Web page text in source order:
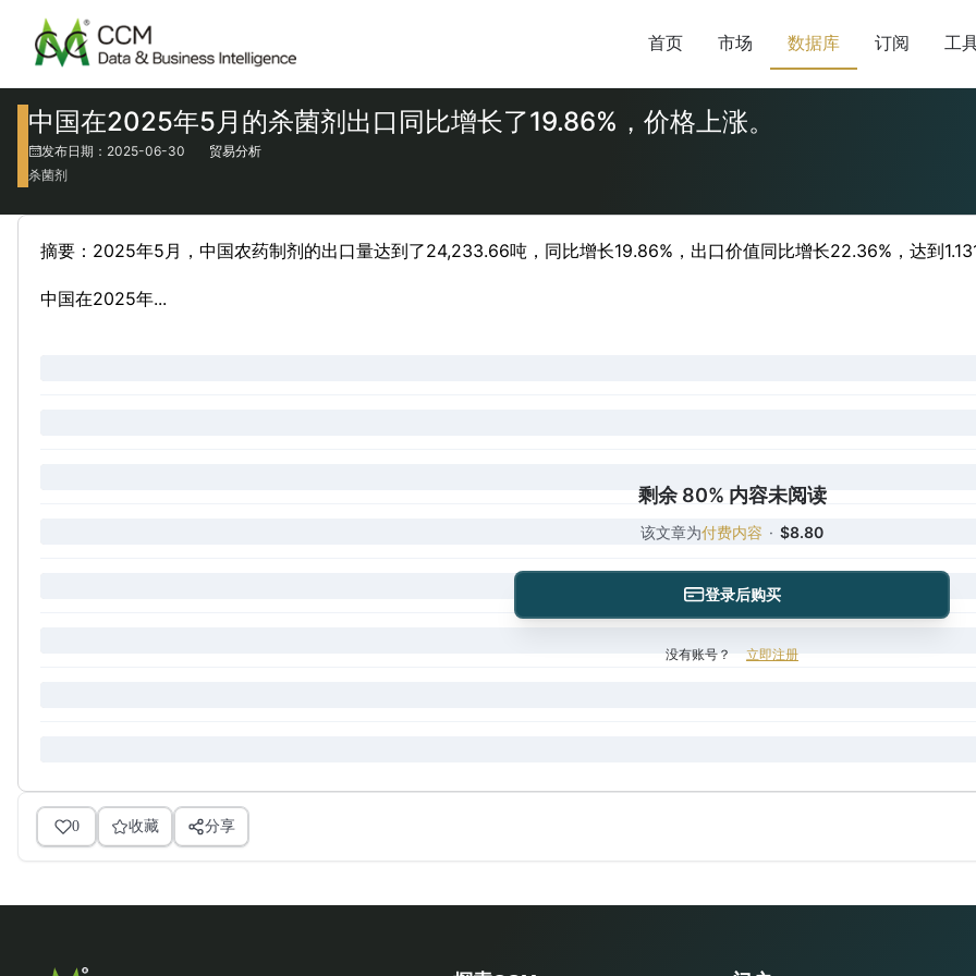
首页 市场 数据库 订阅 工
中国在2025年5月的杀菌剂出口同比增长了19.86%，价格上涨。
发布日期：2025-06-30
贸易分析
杀菌剂
摘要：2025年5月，中国农药制剂的出口量达到了24,233.66吨，同比增长19.86%，出口价值同比增长22.36%，达到
中国在2025年...
剩余 80% 内容未阅读
该文章为付费内容 · $8.80
登录后购买
没有账号？ 立即注册
0 收藏 分享